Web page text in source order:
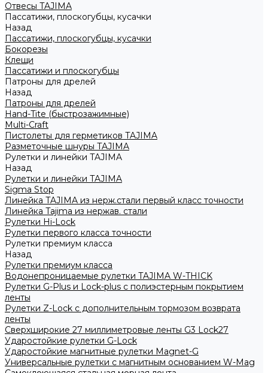
Отвесы TAJIMA
Пассатижи, плоскогубцы, кусачки
Назад
Пассатижи, плоскогубцы, кусачки
Бокорезы
Клещи
Пассатижи и плоскогубцы
Патроны для дрелей
Назад
Патроны для дрелей
Hand-Tite (быстрозажимные)
Multi-Craft
Пистолеты для герметиков TAJIMA
Разметочные шнуры TAJIMA
Рулетки и линейки TAJIMA
Назад
Рулетки и линейки TAJIMA
Sigma Stop
Линейка TAJIMA из нерж.стали первый класс точности
Линейка Tajima из нержав. стали
Рулетки Hi-Lock
Рулетки первого класса точности
Рулетки премиум класса
Назад
Рулетки премиум класса
Водонепроницаемые рулетки TAJIMA W-THICK
Рулетки G-Plus и Lock-plus с полиэстерным покрытием
ленты
Рулетки Z-Lock с дополнительным тормозом возврата
ленты
Сверхширокие 27 миллиметровые ленты G3 Lock27
Ударостойкие рулетки G-Lock
Ударостойкие магнитные рулетки Magnet-G
Универсальные рулетки с магнитным основанием W-Mag